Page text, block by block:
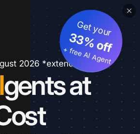
2026 *extended
gents at
Get your
33% off
+ free AI Agent